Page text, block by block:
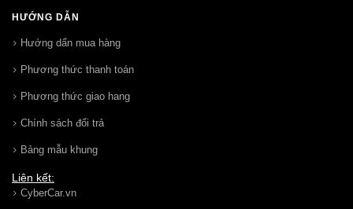
HƯỚNG DẪN
Hướng dẩn mua hàng
Phương thức thanh toán
Phương thức giao hang
Chính sách đổi trả
Bảng mẫu khung
Liên kết:
CyberCar.vn